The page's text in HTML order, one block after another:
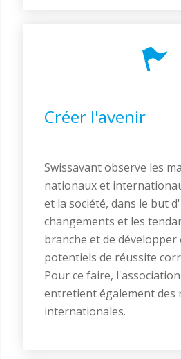
Créer l'avenir
Swissavant observe les
nationaux et
et la société, dans le but
changements et les
branche et de
potentiels de réussite
Pour ce faire,
entretient également des
internationales.